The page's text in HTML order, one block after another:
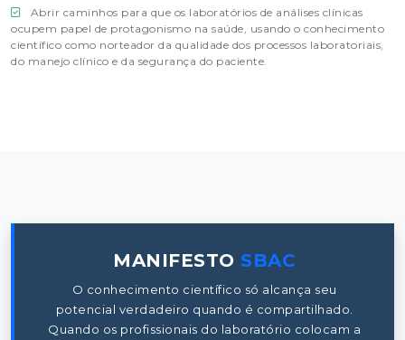
Abrir caminhos para que os laboratórios de análises clínicas
ocupem papel de protagonismo na saúde, usando o conhecimento
científico como norteador da qualidade dos processos laboratoriais,
do manejo clínico e da segurança do paciente.
MANIFESTO SBAC
O conhecimento científico só alcança seu
potencial verdadeiro quando é compartilhado.
Quando os profissionais do laboratório colocam a